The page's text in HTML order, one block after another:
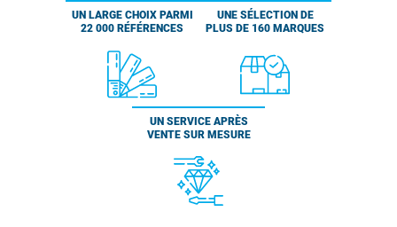
UN LARGE CHOIX PARMI
22 000 RÉFÉRENCES
UNE SÉLECTION DE
PLUS DE 160 MARQUES
UN SERVICE APRÈS
VENTE SUR MESURE